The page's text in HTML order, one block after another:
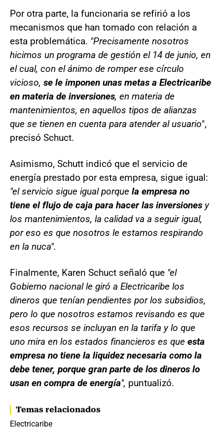
Por otra parte, la funcionaria se refirió a los
mecanismos que han tomado con relación a
esta problemática. "Precisamente nosotros
hicimos un programa de gestión el 14 de junio, en
el cual, con el ánimo de romper ese círculo
vicioso, se le imponen unas metas a Electricaribe
en materia de inversiones, en materia de
mantenimientos, en aquellos tipos de alianzas
que se tienen en cuenta para atender al usuario",
precisó Schuct.
Asimismo, Schutt indicó que el servicio de
energía prestado por esta empresa, sigue igual:
"el servicio sigue igual porque la empresa no
tiene el flujo de caja para hacer las inversiones y
los mantenimientos, la calidad va a seguir igual,
por eso es que nosotros le estamos respirando
en la nuca".
Finalmente, Karen Schuct señaló que "el
Gobierno nacional le giró a Electricaribe los
dineros que tenían pendientes por los subsidios,
pero lo que nosotros estamos revisando es que
esos recursos se incluyan en la tarifa y lo que
uno mira en los estados financieros es que esta
empresa no tiene la liquidez necesaria como la
debe tener, porque gran parte de los dineros lo
usan en compra de energía", puntualizó.
Temas relacionados
Electricaribe